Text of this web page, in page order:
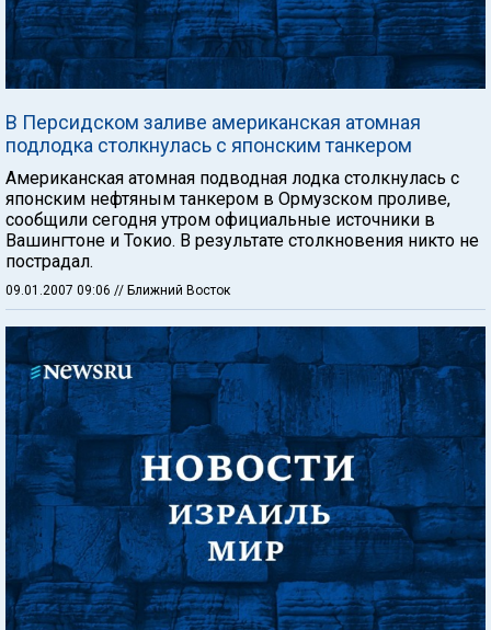
В Персидском заливе американская атомная
подлодка столкнулась с японским танкером
Американская атомная подводная лодка столкнулась с
японским нефтяным танкером в Ормузском проливе,
сообщили сегодня утром официальные источники в
Вашингтоне и Токио. В результате столкновения никто не
пострадал.
09.01.2007 09:06 // Ближний Восток